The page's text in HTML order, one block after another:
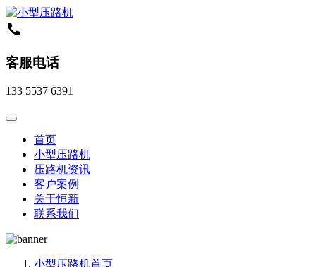
客服电话
133 5537 6391
首页
小型压路机
压路机资讯
客户案例
关于恒新
联系我们
小型压路机首页